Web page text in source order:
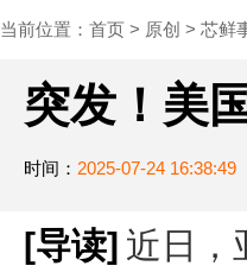
当前位置： 首页 > 原创 > 芯鲜
突发！美
时间： 2025-07-24 16:38:49
[导读] 近日，